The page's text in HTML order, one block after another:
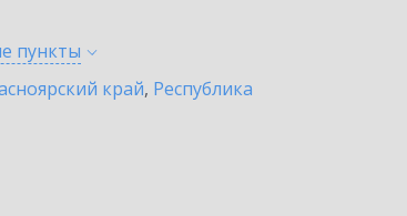
пункты
край, Республика